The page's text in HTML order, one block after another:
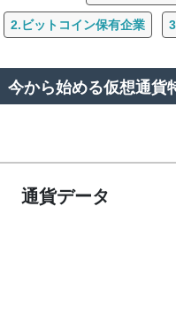
2.ビットコイン保有企業
今から始める仮想通貨
通貨データ